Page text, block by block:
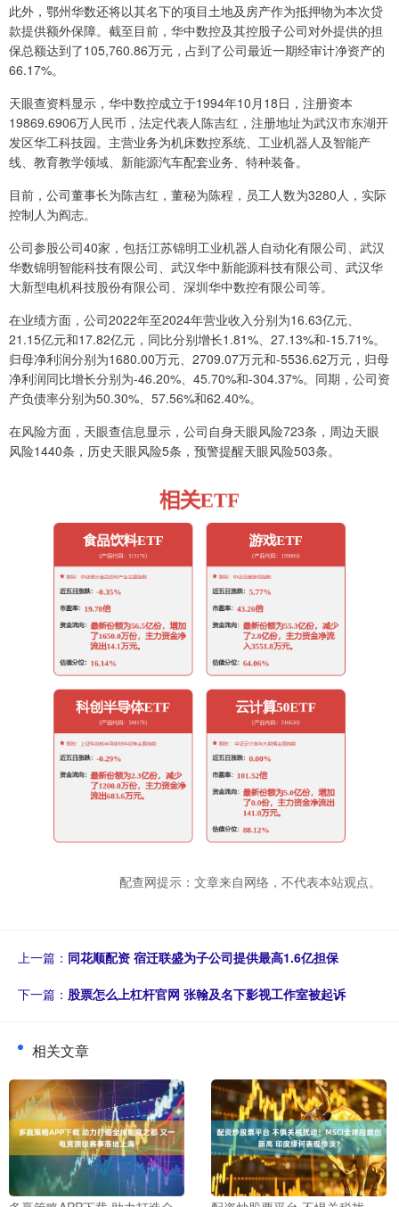
此外，鄂州华数还将以其名下的项目土地及房产作为抵押物为本次贷
款提供额外保障。截至目前，华中数控及其控股子公司对外提供的担
保总额达到了105,760.86万元，占到了公司最近一期经审计净资产的
66.17%。
天眼查资料显示，华中数控成立于1994年10月18日，注册资本
19869.6906万人民币，法定代表人陈吉红，注册地址为武汉市东湖开
发区华工科技园。主营业务为机床数控系统、工业机器人及智能产
线、教育教学领域、新能源汽车配套业务、特种装备。
目前，公司董事长为陈吉红，董秘为陈程，员工人数为3280人，实际
控制人为阎志。
公司参股公司40家，包括江苏锦明工业机器人自动化有限公司、武汉
华数锦明智能科技有限公司、武汉华中新能源科技有限公司、武汉华
大新型电机科技股份有限公司、深圳华中数控有限公司等。
在业绩方面，公司2022年至2024年营业收入分别为16.63亿元、
21.15亿元和17.82亿元，同比分别增长1.81%、27.13%和-15.71%。
归母净利润分别为1680.00万元、2709.07万元和-5536.62万元，归母
净利润同比增长分别为-46.20%、45.70%和-304.37%。同期，公司资
产负债率分别为50.30%、57.56%和62.40%。
在风险方面，天眼查信息显示，公司自身天眼风险723条，周边天眼
风险1440条，历史天眼风险5条，预警提醒天眼风险503条。
配查网提示：文章来自网络，不代表本站观点。
上一篇： 同花顺配资 宿迁联盛为子公司提供最高1.6亿担保
下一篇： 股票怎么上杠杆官网 张翰及名下影视工作室被起诉
相关文章